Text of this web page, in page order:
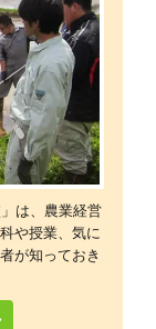
は、農業経営
や授業、気に
が知っておき